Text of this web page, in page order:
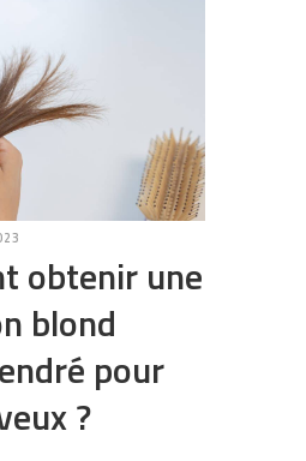
obtenir une
blond
pour
?